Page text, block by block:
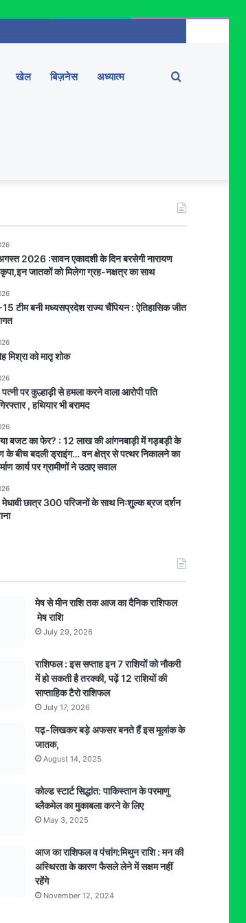
खेल बिज़नेस अध्यात्म Search
2026 :सावन एकादशी के दिन बरसेगी नारायण
जातकों को मिलेगा ग्रह-नक्षत्र का साथ
टीम बनी मध्यसप्रदेश राज्य चैंपियन : ऐतिहासिक जीत
मिश्रा को मातृ शोक
पर कुल्हाड़ी से हमला करने वाला आरोपी पति
, हथियार भी बरामद
बजट का फेर? : 12 लाख की आंगनबाड़ी में गड़बड़ी के
के बीच बदली ड्राइंग… वन क्षेत्र से पत्थर निकालने का
कार्य पर ग्रामीणों ने उठाए सवाल
छात्र 300 परिजनों के साथ निःशुल्क ब्रज दर्शन
मेष से मीन राशि तक आज का दैनिक राशिफल
मेष राशि
July 29, 2026
राशिफल : इस सप्ताह इन 7 राशियों को नौकरी
में हो सकती है तरक्की, पढ़ें 12 राशियों की
साप्ताहिक टैरो राशिफल
July 17, 2026
पढ़-लिखकर बड़े अफसर बनते हैं इस मूलांक के
जातक,
August 14, 2025
कोल्ड स्टार्ट सिद्धांत: पाकिस्तान के परमाणु
ब्लैकमेल का मुकाबला करने के लिए
May 3, 2025
आज का राशिफल व पंचांग:मिथुन राशि : मन की
अस्थिरता के कारण फैसले लेने में सक्षम नहीं
रहेंगे
November 12, 2024